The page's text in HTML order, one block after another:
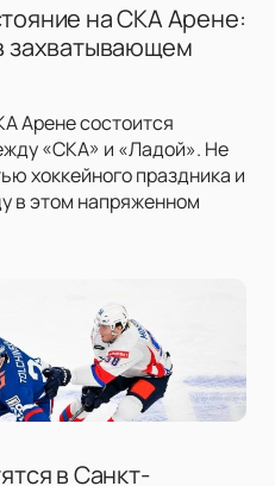
на СКА Арене:
захватывающем
Арене состоится
«СКА» и «Ладой». Не
хоккейного праздника и
в этом напряженном
в Санкт-